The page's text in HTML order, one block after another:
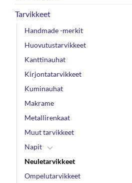
Tarvikkeet
Handmade -merkit
Huovutustarvikkeet
Kanttinauhat
Kirjontatarvikkeet
Kuminauhat
Makrame
Metallirenkaat
Muut tarvikkeet
Napit
Neuletarvikkeet
Ompelutarvikkeet